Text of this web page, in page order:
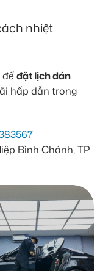
nhiệt
đểđặt lịch dán
hấp dẫn trong
Bình Chánh, TP.